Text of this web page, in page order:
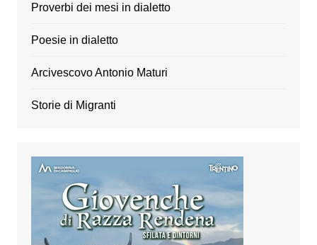
Proverbi dei mesi in dialetto
Poesie in dialetto
Arcivescovo Antonio Maturi
Storie di Migranti